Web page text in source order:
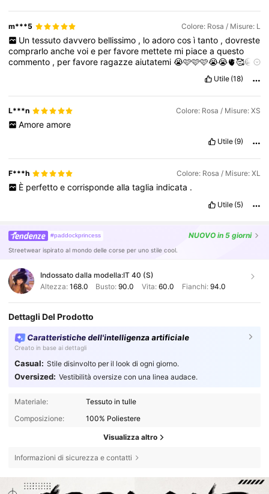
m***5 Colore: Rosa / Misure: L
Un tessuto davvero bellissimo , lo adoro così tanto , dovreste
comprarloanchevoie perfavore mettete mi piaceaquesto
commento , perfavore ragazzeaiutatemi😭🩷🩷🩷😭😭🫀🥰😭
Utile (18)
L***n Colore: Rosa / Misure: XS
Amore amore
Utile (9)
F***h Colore: Rosa / Misure: XL
È perfetto e corrisponde alla taglia indicata .
Utile (5)
#paddockprincess NUOVO in 5 giorni
Streetwear ispirato al mondo delle corse per uno stile cool.
Indossato dalla modella:IT 40 (S)
Altezza: 168.0 Busto:90.0 Vita: 60.0 Fianchi: 94.0
Dettagli Del Prodotto
Caratteristiche dell'intelligenza artificiale
Creato in base ai dettagli
Casual: Stile disinvolto per il look di ogni giorno.
Oversized: Vestibilità oversize con una linea audace.
Materiale:
Tessuto in tulle
Composizione:
100% Poliestere
Visualizza altro
Informazioni di sicurezza e contatti